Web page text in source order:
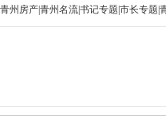
青州房产青州名流书记专题 市长专题